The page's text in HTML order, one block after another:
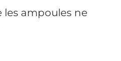
les ampoules ne